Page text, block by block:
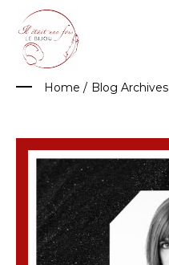
content
Home / Blog Archives